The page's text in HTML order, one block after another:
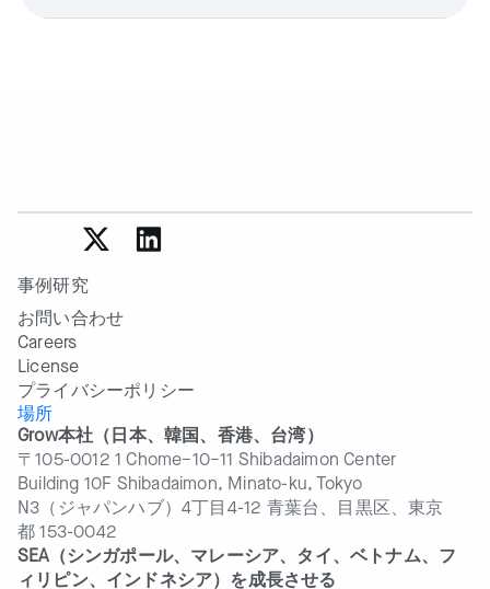
場所
Grow本社（日本、韓国、香港、台湾）
〒105-0012 1 Chome−10−11 Shibadaimon Center
Building 10F Shibadaimon, Minato-ku, Tokyo
N3（ジャパンハブ）4丁目4-12 青葉台、目黒区、東京
都 153-0042
SEA（シンガポール、マレーシア、タイ、ベトナム、フ
ィリピン、インドネシア）を成長させる
事例研究
お問い合わせ
Careers
プライバシーポリシー
License